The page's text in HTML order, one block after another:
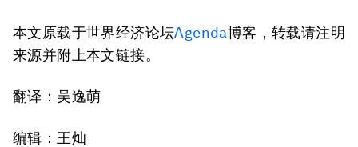
本文原载于世界经济论坛Agenda博客，转载请注明
来源并附上本文链接。
翻译：吴逸萌
编辑：王灿